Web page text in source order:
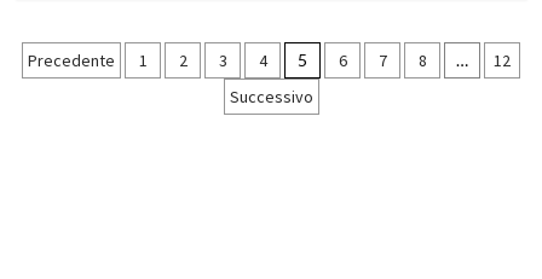
Paginazione
Precedente 1 2 3 4 5 6 7 8 …
12
Successivo